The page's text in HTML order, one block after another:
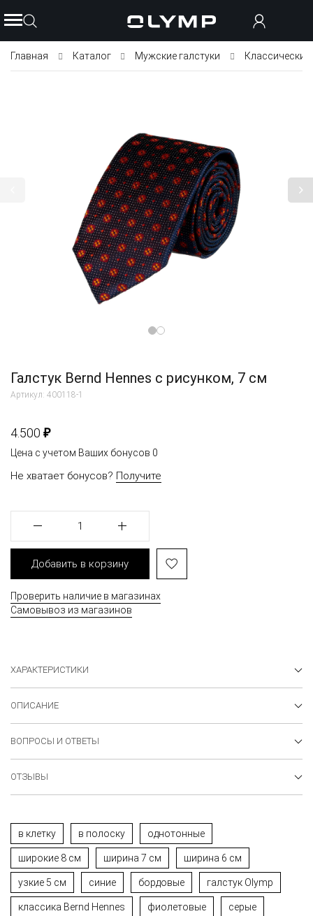
Главная Каталог Мужские галстуки Классические
Галстук Bernd Hennes с рисунком, 7 см
Артикул: 400118-1
4.500 ₽
Цена с учетом Ваших бонусов 0
Не хватает бонусов? Получите
1
Добавить в корзину
Проверить наличие в магазинах
Самовывоз из магазинов
ХАРАКТЕРИСТИКИ
ОПИСАНИЕ
ВОПРОСЫ И ОТВЕТЫ
ОТЗЫВЫ
в клетку в полоску однотонные
широкие 8 см ширина 7 см ширина 6 см
узкие 5 см синие бордовые галстук Olymp
классика Bernd Hennes фиолетовые серые